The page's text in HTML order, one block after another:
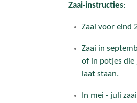
Zaai-instructies:
Zaai voor eind
Zaai in
of in potjes die
laat staan.
In mei - juli